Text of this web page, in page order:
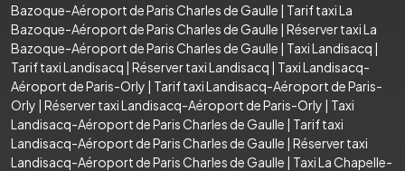
Bazoque-Aéroport de Paris Charles de Gaulle | Tarif taxi La
Bazoque-Aéroport de Paris Charles de Gaulle | Réserver taxi La
Bazoque-Aéroport de Paris Charles de Gaulle | Taxi Landisacq |
Tarif taxi Landisacq | Réserver taxi Landisacq | Taxi Landisacq-
Aéroport de Paris-Orly | Tarif taxi Landisacq-Aéroport de Paris-
Orly | Réserver taxi Landisacq-Aéroport de Paris-Orly | Taxi
Landisacq-Aéroport de Paris Charles de Gaulle | Tarif taxi
Landisacq-Aéroport de Paris Charles de Gaulle | Réserver taxi
Landisacq-Aéroport de Paris Charles de Gaulle | Taxi La Chapelle-